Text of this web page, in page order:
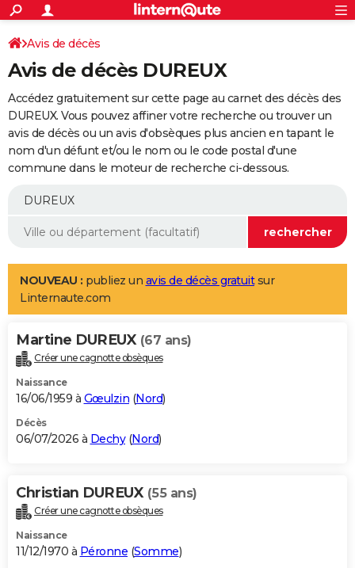
ACTUALITÉS
Politique
Société
Faits Divers
Education
Monde
Villes
+
SPORT
Coupe du monde 2026
Football
Tennis
Cyclisme
Rugby
Forum
Programme TV
TNT
Streaming
Cinéma
Sorties cinéma
Musique
+
FINANCE
Retraite
Epargne
Immobilier
Risques naturels par ville
Banque
Assurance
AUTO
Essais
Réserver un essai
Citadines
Berlines
SUV
Forum auto
+
Mobiles
Meilleur smartphone
Internet
Ordinateurs
Jeux vidéo
Guide high-tech
Aménagement intérieur
LIFESTYLE
Art de vivre
Bien-être
Loisirs
Mode
Modes de vie
Alimentation
Guide de la santé
Maladies
Médicaments
Sommeil
VOYAGE
Destinations
City break
Voyage nature
Voyage de noces
Forum
Climat
+PHOTO
GUIDES D'ACHAT
BONS PLANS
Carte de Noël
Carte Bonne année
Carte Saint-Valentin
Carte Pâques
Carte d'anniversaire
DICTIONNAIRE
Dictionnaire
Biographies
Citations
Expressions
Proverbes
PROGRAMME TV
Avis de décès
Avis de décès DUREUX
Accédez gratuitement sur cette page au carnet des décès des
DUREUX. Vous pouvez affiner votre recherche ou trouver un
avis de décès ou un avis d'obsèques plus ancien en tapant le
nom d'un défunt et/ou le nom ou le code postal d'une
commune dans le moteur de recherche ci-dessous.
NOUVEAU : publiez un avis de décès gratuitsur
Linternaute.com
Martine DUREUX (67 ans)
Créer une cagnotte obsèques
Naissance
16/06/1959 à Gœulzin (Nord)
Décès
06/07/2026 à Dechy(Nord)
Christian DUREUX (55 ans)
Créer une cagnotte obsèques
Naissance
11/12/1970 à Péronne (Somme)